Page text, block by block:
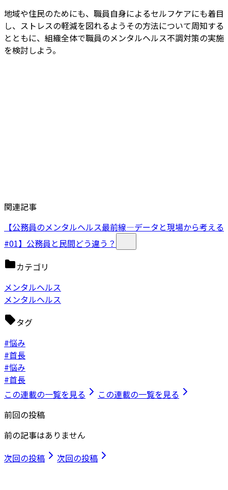
地域や住民のためにも、職員自身によるセルフケアにも着目
し、ストレスの軽減を図れるようその方法について周知する
とともに、組織全体で職員のメンタルヘルス不調対策の実施
を検討しよう。
関連記事
【公務員のメンタルヘルス最前線―データと現場から考える
#01】公務員と民間どう違う？
カテゴリ
メンタルヘルス
メンタルヘルス
タグ
#悩み
#首長
#悩み
#首長
この連載の一覧を見る
この連載の一覧を見る
前回の投稿
前の記事はありません
次回の投稿
次回の投稿